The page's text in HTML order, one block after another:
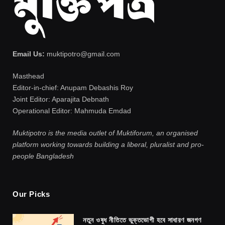
Email Us: muktipotro@gmail.com
Masthead
Editor-in-chief: Anupam Debashis Roy
Joint Editor: Aparajita Debnath
Operational Editor: Mahmuda Emdad
Muktipotro is the media outlet of Muktiforum, an organised
platform working towards building a liberal, pluralist and pro-
people Bangladesh
Our Picks
নতুন ওষুধ নীতিতে ভুক্তভোগী হবে সাধারণ জনগণ